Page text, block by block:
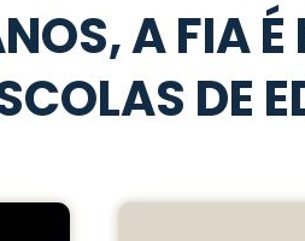
A FIA
DE